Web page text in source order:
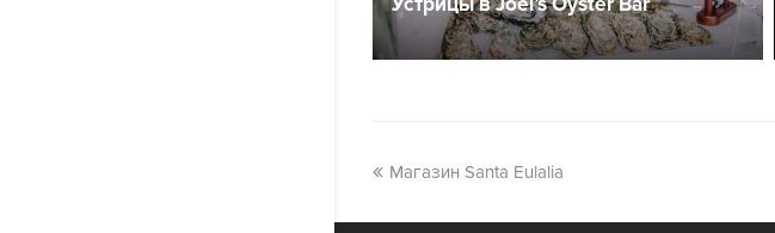
Магазин Santa Eulalia